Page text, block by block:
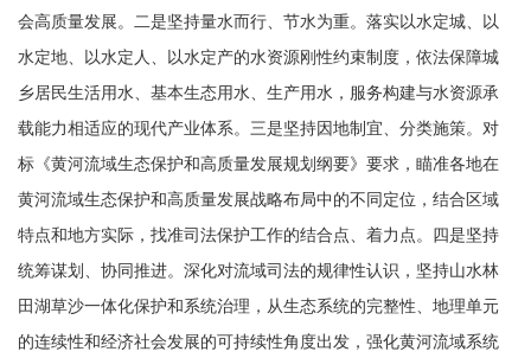
会高质量发展。二是坚持量水而行、节水为重。落实以水定城、以
水定地、以水定人、以水定产的水资源刚性约束制度，依法保障城
乡居民生活用水、基本生态用水、生产用水，服务构建与水资源承
载能力相适应的现代产业体系。三是坚持因地制宜、分类施策。对
标《黄河流域生态保护和高质量发展规划纲要》要求，瞄准各地在
黄河流域生态保护和高质量发展战略布局中的不同定位，结合区域
特点和地方实际，找准司法保护工作的结合点、着力点。四是坚持
统筹谋划、协同推进。深化对流域司法的规律性认识，坚持山水林
田湖草沙一体化保护和系统治理，从生态系统的完整性、地理单元
的连续性和经济社会发展的可持续性角度出发，强化黄河流域系统